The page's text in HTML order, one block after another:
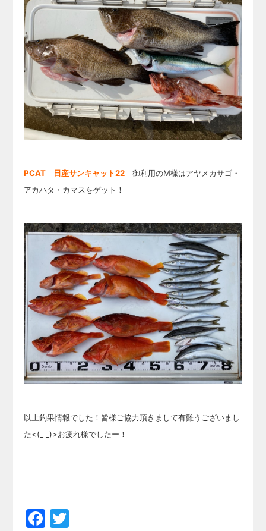
PCAT 日産サンキャット22 御利用のM様はアヤメカサゴ・
アカハタ・カマスをゲット！
以上釣果情報でした！皆様ご協力頂きまして有難うございまし
た<(_ _)>お疲れ様でしたー！
Facebook